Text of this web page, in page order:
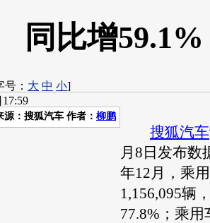
同比增59.1%
号： 大 中 小]
源： 搜狐汽车 作者： 柳鹏
搜狐汽车
月8日发布数
年12月，乘
1,156,095辆
77.8%；乘